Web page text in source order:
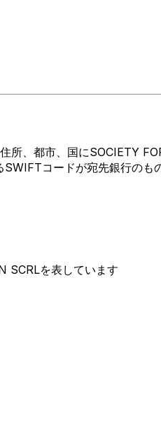
所、都市、国にSOCIETY
コードが宛先銀行のも
SCRLを表しています